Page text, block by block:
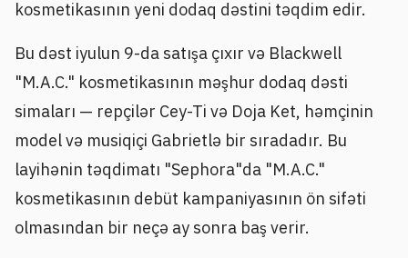
kosmetikasının yeni dodaq dəstini təqdim edir.
Bu dəst iyulun 9-da satışa çıxır və Blackwell
"M.A.C." kosmetikasının məşhur dodaq dəsti
simaları — repçilər Cey-Ti və Doja Ket, həmçinin
model və musiqiçi Gabrietlə bir sıradadır. Bu
layihənin təqdimatı "Sephora"da "M.A.C."
kosmetikasının debüt kampaniyasının ön sifəti
olmasından bir neçə ay sonra baş verir.